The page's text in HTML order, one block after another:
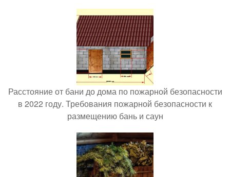
Расстояние от бани до дома по пожарной безопасности
в 2022 году. Требования пожарной безопасности к
размещению бань и саун